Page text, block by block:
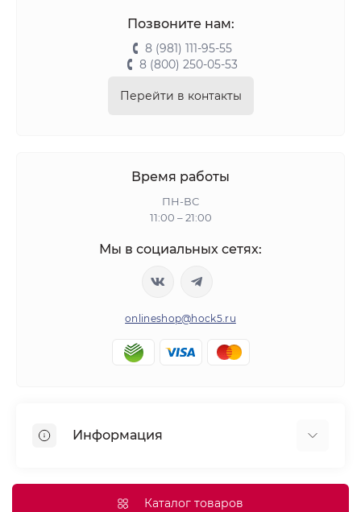
Позвоните нам:
8 (981) 111-95-55
8 (800) 250-05-53
Перейти в контакты
Время работы
ПН-ВС
11:00 – 21:00
Мы в социальных сетях:
onlineshop@hock5.ru
Информация
Каталог товаров